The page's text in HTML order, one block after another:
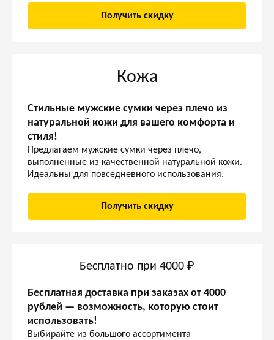
Получить скидку
Кожа
Стильные мужские сумки через плечо из
натуральной кожи для вашего комфорта и
стиля!
Предлагаем мужские сумки через плечо,
выполненные из качественной натуральной кожи.
Идеальны для повседневного использования.
Получить скидку
Бесплатно при 4000 ₽
Бесплатная доставка при заказах от 4000
рублей — возможность, которую стоит
использовать!
Выбирайте из большого ассортимента